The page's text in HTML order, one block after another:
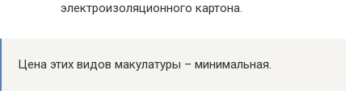
электроизоляционного картона.
Цена этих видов макулатуры – минимальная.